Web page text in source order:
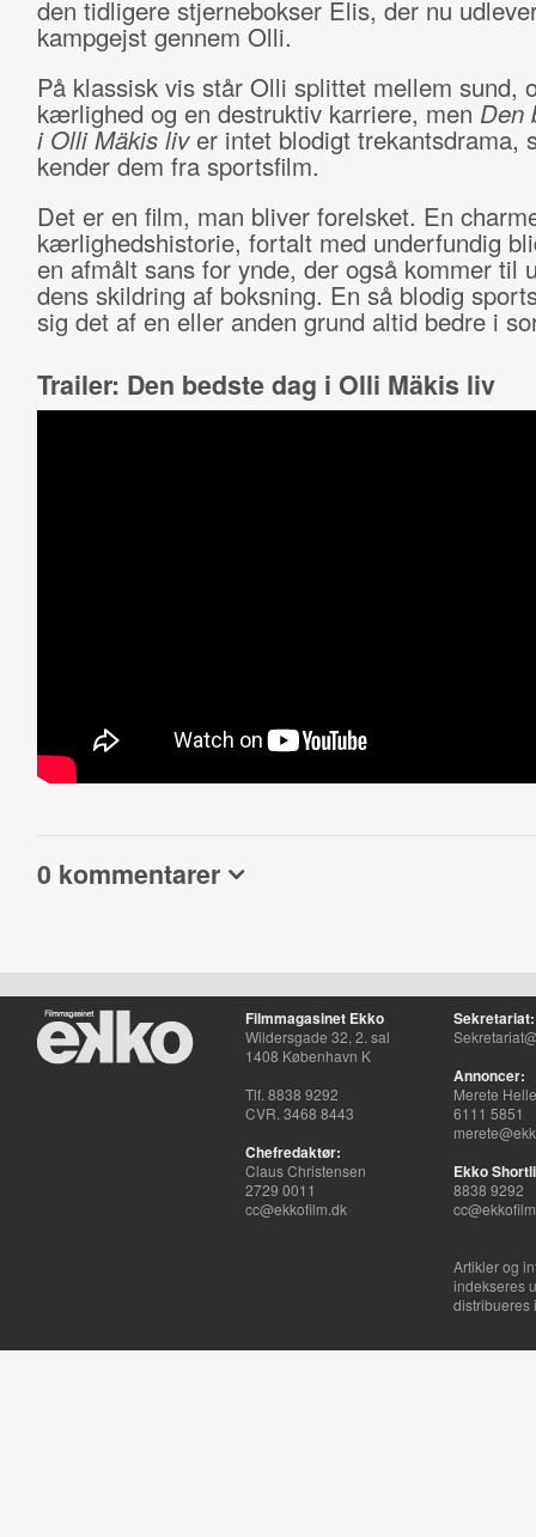
den tidligere stjernebokser Elis, der nu
kampgejst gennem Olli.
På klassisk vis står Olli splittet mellem sund,
kærlighed og en destruktiv karriere, men Den
i Olli Mäkis liver intet blodigt trekantsdrama,
kender dem fra sportsfilm.
Det er en film, man bliver forelsket. En
kærlighedshistorie, fortalt med underfundig
en afmålt sans for ynde, der også kommer til
dens skildring af boksning. En så blodig
sig det af en eller anden grund altid bedre i
Trailer: Den bedste dag i Olli Mäkis liv
0 kommentarer
Filmmagasinet Ekko
Wildersgade 32, 2. sal
1408 København K
Tlf. 8838 9292
CVR. 3468 8443
Chefredaktør:
Claus Christensen
2729 0011
cc@ekkofilm.dk
Sekretariat:
Annoncer:
Merete
6111 5851
Ekko
8838 9292
Artikler og
indekseres
distribueres